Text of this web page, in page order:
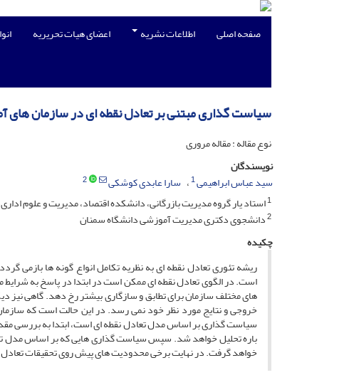
صفحه اصلی اطلاعات نشریه اعضای هیات تحریریه
سیاست گذاری مبتنی بر تعادل نقطه ای در سازمان های
نوع مقاله : مقاله مروری
نویسندگان
سید عباس ابراهیمی1 سارا عابدی کوشکی
2
1استاد یار گروه مدیریت بازرگانی، دانشکده اقتصاد، مدیریت و علوم
2دانشجوی دکتری مدیریت آموزشی دانشگاه سمنان
چکیده
ریشه تئوری تعادل نقطه ای به نظریه تکامل انواع گونه ها بازمی
است. در الگوی تعادل نقطه ای ممکن است در ابتدا در پاسخ به
های مختلف سازمان برای تطابق و سازگاری بیشتر رخ دهد. گاهی نیز
خروجی و نتایج مورد نظر خود نمی رسد. در این حالت است که
سیاست گذاری بر اساس مدل تعادل نقطه ای است، ابتدا به بررسی
باره تحلیل خواهد شد. سپس سیاست گذاری هایی که بر اساس مدل
خواهد گرفت. در نهایت برخی محدودیت های پیش روی تحقیقات